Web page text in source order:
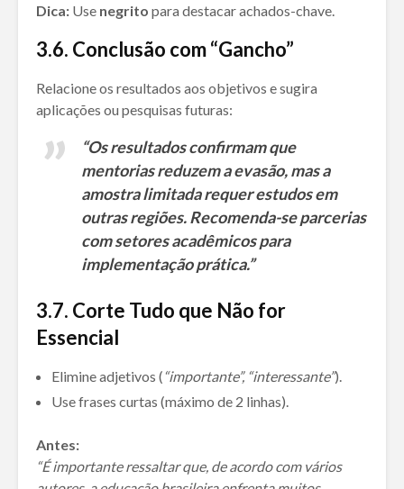
Dica: Use negrito para destacar achados-chave.
3.6. Conclusão com “Gancho”
Relacione os resultados aos objetivos e sugira
aplicações ou pesquisas futuras:
“Os resultados confirmam que
mentorias reduzem a evasão, mas a
amostra limitada requer estudos em
outras regiões. Recomenda-se parcerias
com setores acadêmicos para
implementação prática.”
3.7. Corte Tudo que Não for
Essencial
Elimine adjetivos ( “importante”, “interessante”).
Use frases curtas (máximo de 2 linhas).
Antes:
“É importante ressaltar que, de acordo com vários